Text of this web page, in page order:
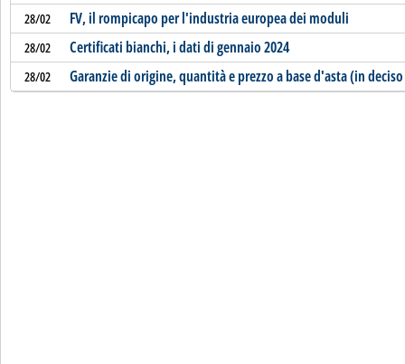
28/02 FV, il rompicapo per l'industria europea dei moduli
28/02 Certificati bianchi, i dati di gennaio 2024
28/02 Garanzie di origine, quantità e prezzo a base d'asta (in